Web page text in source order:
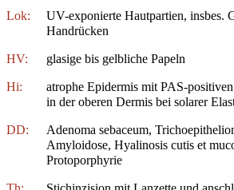
Lok:
UV-exponierte Hautpartien, insbes.
Handrücken
HV: glasige bis gelbliche Papeln
Hi:
atrophe Epidermis mit PAS-
in der oberen Dermis bei solarer
DD:
Adenoma sebaceum,
Amyloidose, Hyalinosis cutis et
Protoporphyrie